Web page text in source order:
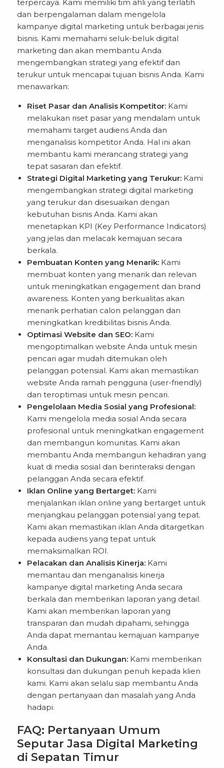
terpercaya. Kami memiliki tim ahli yang terlatih
dan berpengalaman dalam mengelola
kampanye digital marketing untuk berbagai jenis
bisnis. Kami memahami seluk-beluk digital
marketing dan akan membantu Anda
mengembangkan strategi yang efektif dan
terukur untuk mencapai tujuan bisnis Anda. Kami
menawarkan:
Riset Pasar dan Analisis Kompetitor: Kami
melakukan riset pasar yang mendalam untuk
memahami target audiens Anda dan
menganalisis kompetitor Anda. Hal ini akan
membantu kami merancang strategi yang
tepat sasaran dan efektif.
Strategi Digital Marketing yang Terukur: Kami
mengembangkan strategi digital marketing
yang terukur dan disesuaikan dengan
kebutuhan bisnis Anda. Kami akan
menetapkan KPI (Key Performance Indicators)
yang jelas dan melacak kemajuan secara
berkala.
Pembuatan Konten yang Menarik: Kami
membuat konten yang menarik dan relevan
untuk meningkatkan engagement dan brand
awareness. Konten yang berkualitas akan
menarik perhatian calon pelanggan dan
meningkatkan kredibilitas bisnis Anda.
Optimasi Website dan SEO: Kami
mengoptimalkan website Anda untuk mesin
pencari agar mudah ditemukan oleh
pelanggan potensial. Kami akan memastikan
website Anda ramah pengguna (user-friendly)
dan teroptimasi untuk mesin pencari.
Pengelolaan Media Sosial yang Profesional:
Kami mengelola media sosial Anda secara
profesional untuk meningkatkan engagement
dan membangun komunitas. Kami akan
membantu Anda membangun kehadiran yang
kuat di media sosial dan berinteraksi dengan
pelanggan Anda secara efektif.
Iklan Online yang Bertarget: Kami
menjalankan iklan online yang bertarget untuk
menjangkau pelanggan potensial yang tepat.
Kami akan memastikan iklan Anda ditargetkan
kepada audiens yang tepat untuk
memaksimalkan ROI.
Pelacakan dan Analisis Kinerja: Kami
memantau dan menganalisis kinerja
kampanye digital marketing Anda secara
berkala dan memberikan laporan yang detail.
Kami akan memberikan laporan yang
transparan dan mudah dipahami, sehingga
Anda dapat memantau kemajuan kampanye
Anda.
Konsultasi dan Dukungan: Kami memberikan
konsultasi dan dukungan penuh kepada klien
kami. Kami akan selalu siap membantu Anda
dengan pertanyaan dan masalah yang Anda
hadapi.
FAQ: Pertanyaan Umum
Seputar Jasa Digital Marketing
di Sepatan Timur